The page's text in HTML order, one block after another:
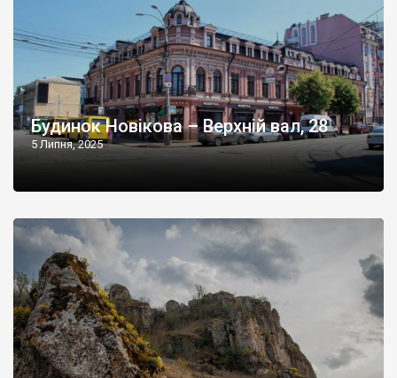
Будинок Новікова – Верхній вал, 28
5 Липня, 2025